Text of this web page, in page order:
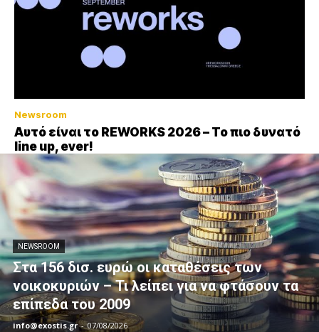
Newsroom
Αυτό είναι το REWORKS 2026 – Το πιο δυνατό
line up, ever!
NEWSROOM
Στα 156 δισ. ευρώ οι καταθέσεις των
νοικοκυριών – Τι λείπει για να φτάσουν τα
επίπεδα του 2009
info@exostis.gr - 07/08/2026